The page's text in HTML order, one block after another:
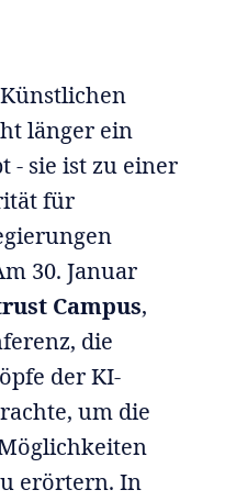
länger ein
- sie ist zu einer
für
30. Januar
Campus,
die
der KI-
um die
erörtern. In